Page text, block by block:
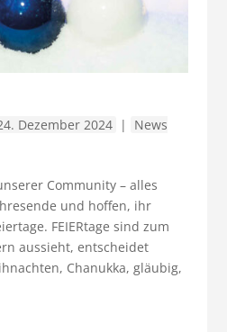
Dezember 2024 |
News
Community – alles
und hoffen, ihr
FEIERtage sind zum
aussieht, entscheidet
Chanukka, gläubig,